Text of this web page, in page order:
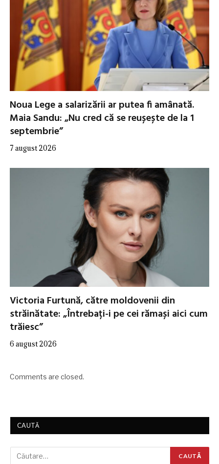
Noua Lege a salarizării ar putea fi amânată.
Maia Sandu: „Nu cred că se reușește de la 1
septembrie”
7 august 2026
Victoria Furtună, către moldovenii din
străinătate: „Întrebați-i pe cei rămași aici cum
trăiesc”
6 august 2026
Comments are closed.
CAUTĂ